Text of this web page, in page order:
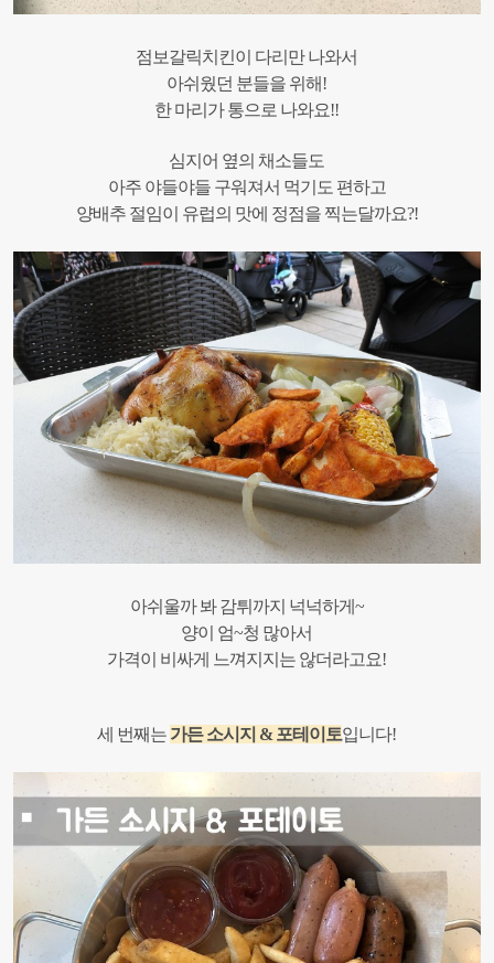
점보갈릭치킨이 다리만 나와서
아쉬웠던 분들을 위해!
한 마리가 통으로 나와요!!
심지어 옆의 채소들도
아주 야들야들 구워져서 먹기도 편하고
양배추 절임이 유럽의 맛에 정점을 찍는달까요?!
아쉬울까 봐 감튀까지 넉넉하게~
양이 엄~청 많아서
가격이 비싸게 느껴지지는 않더라고요!
세 번째는 가든 소시지 & 포테이토입니다!